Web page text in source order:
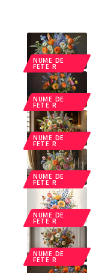
NUME DE
FETE R
NUME DE
FETE R
NUME DE
FETE R
NUME DE
FETE R
NUME DE
FETE R
NUME DE
FETE R